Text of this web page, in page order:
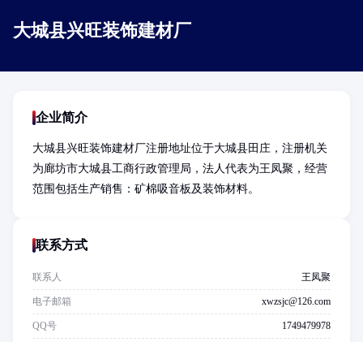
大城县兴旺装饰建材厂
企业简介
大城县兴旺装饰建材厂注册地址位于大城县田庄，注册机关
为廊坊市大城县工商行政管理局，法人代表为王凤聚，经营
范围包括生产销售：矿棉吸音板及装饰材料。
联系方式
联系人 王凤聚
电子邮箱 xwzsjc@126.com
QQ号 1749479978